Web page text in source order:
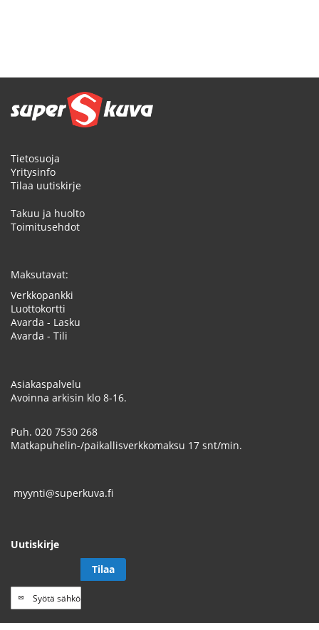
Tietosuoja
Yritysinfo
Tilaa uutiskirje
Takuu ja huolto
Toimitusehdot
Maksutavat:
Verkkopankki
Luottokortti
Avarda - Lasku
Avarda - Tili
Asiakaspalvelu
Avoinna arkisin klo 8-16.
Puh. 020 7530 268
Matkapuhelin-/paikallisverkkomaksu 17 snt/min.
myynti@superkuva.fi
Uutiskirje
Tilaa
uutiskirje
Tilaa